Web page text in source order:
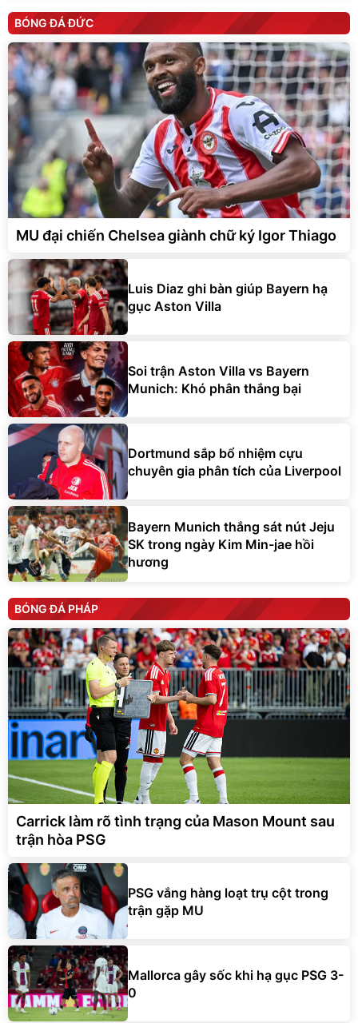
BÓNG ĐÁ ĐỨC
MU đại chiến Chelsea giành chữ ký Igor Thiago
Luis Diaz ghi bàn giúp Bayern hạ
gục Aston Villa
Soi trận Aston Villa vs Bayern
Munich: Khó phân thắng bại
Dortmund sắp bổ nhiệm cựu
chuyên gia phân tích của Liverpool
Bayern Munich thắng sát nút Jeju
SK trong ngày Kim Min-jae hồi
hương
BÓNG ĐÁ PHÁP
Carrick làm rõ tình trạng của Mason Mount sau
trận hòa PSG
PSG vắng hàng loạt trụ cột trong
trận gặp MU
Mallorca gây sốc khi hạ gục PSG 3-
0